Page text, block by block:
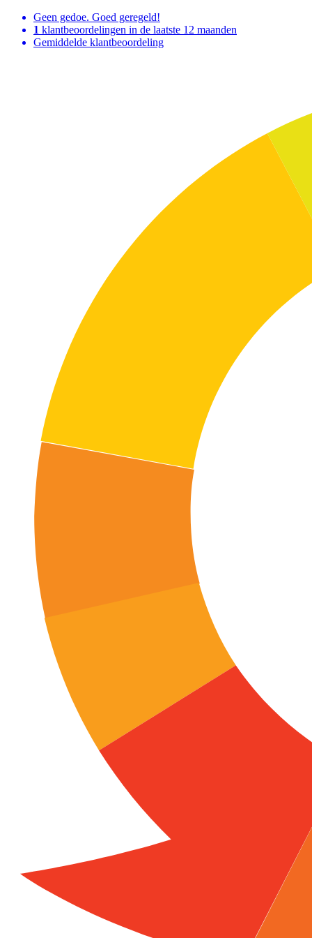
Geen gedoe. Goed geregeld!
1 klantbeoordelingen in de laatste 12 maanden
Gemiddelde klantbeoordeling